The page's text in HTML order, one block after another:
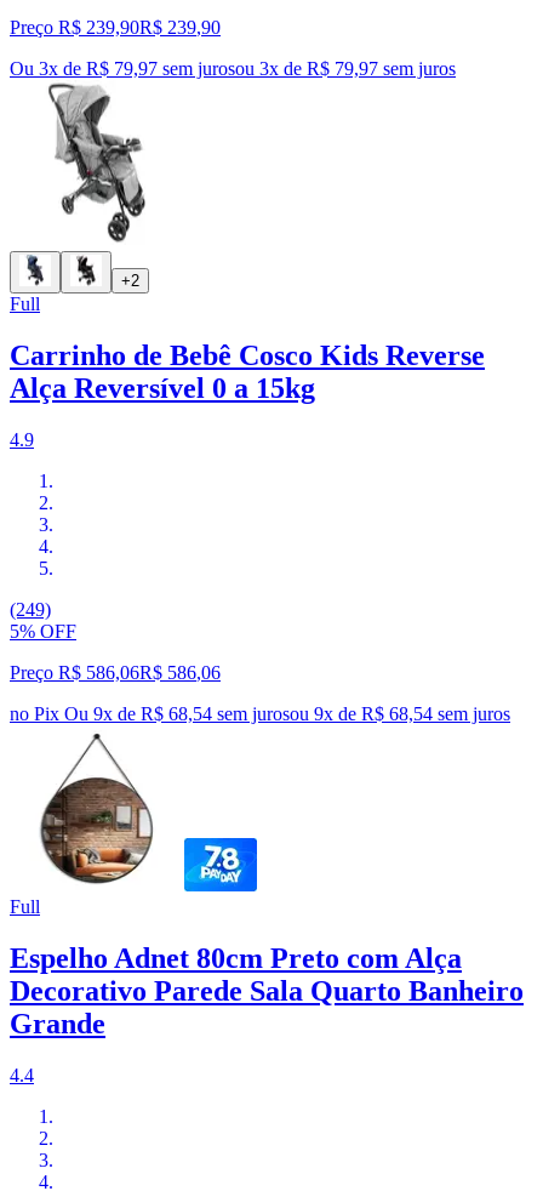
Preço R$ 239,90R$ 239,90
Ou 3x de R$ 79,97 sem jurosou 3x de R$ 79,97 sem juros
+2
Full
Carrinho de Bebê Cosco Kids Reverse
Alça Reversível 0 a 15kg
4.9
(249)
5% OFF
Preço R$ 586,06R$ 586,06
no Pix Ou 9x de R$ 68,54 sem jurosou 9x de R$ 68,54 sem juros
Full
Espelho Adnet 80cm Preto com Alça
Decorativo Parede Sala Quarto Banheiro
Grande
4.4